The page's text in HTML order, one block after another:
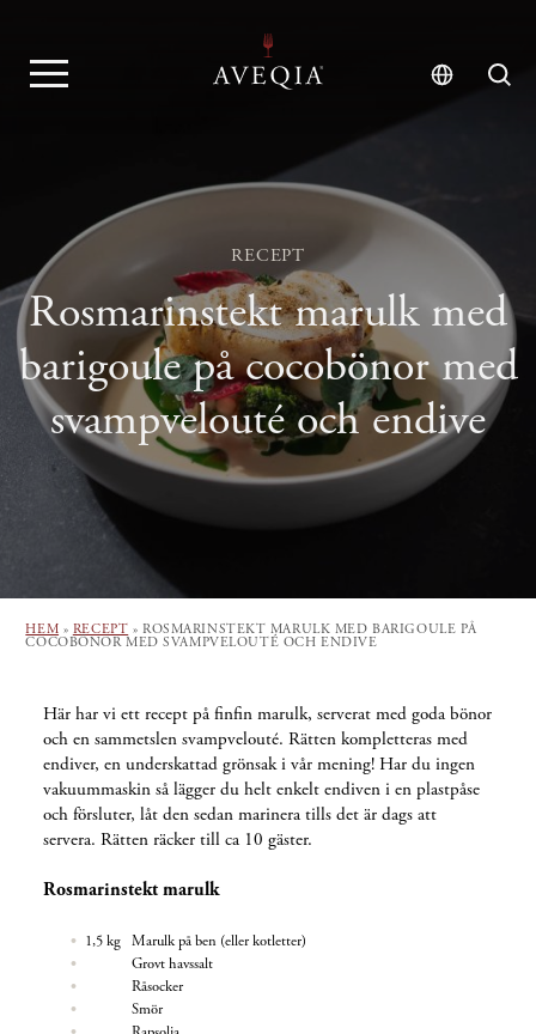
RECEPT
Rosmarinstekt marulk med
barigoule på cocobönor med
svampvelouté och endive
HEM » RECEPT » ROSMARINSTEKT MARULK MED BARIGOULE PÅ
COCOBÖNOR MED SVAMPVELOUTÉ OCH ENDIVE
Här har vi ett recept på finfin marulk, serverat med goda bönor
och en sammetslen svampvelouté. Rätten kompletteras med
endiver, en underskattad grönsak i vår mening! Har du ingen
vakuummaskin så lägger du helt enkelt endiven i en plastpåse
och försluter, låt den sedan marinera tills det är dags att
servera. Rätten räcker till ca 10 gäster.
Rosmarinstekt marulk
1,5 kg Marulk på ben (eller kotletter)
Grovt havssalt
Råsocker
Smör